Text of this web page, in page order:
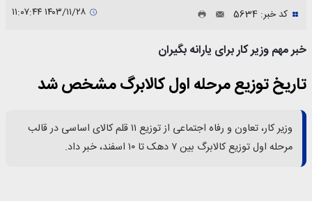
کد خبر: 5634
خبر مهم وزیر کار برای یارانه بگیران
تاریخ توزیع مرحله اول کالابرگ مشخص شد
وزیر کار، تعاون و رفاه اجتماعی از توزیع ۱۱ قلم کالای اساسی در قالب
مرحله اول توزیع کالابرگ بین ۷ دهک تا ۱۰ اسفند، خبر داد.